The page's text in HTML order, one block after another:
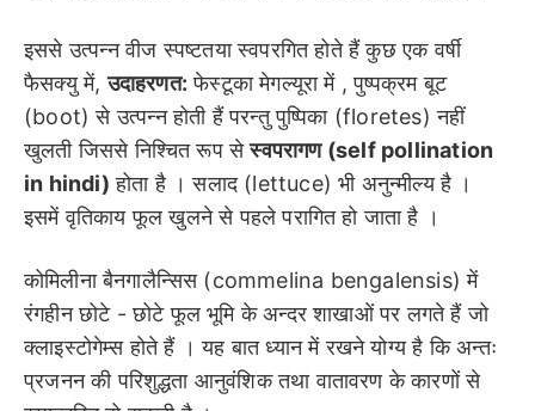
इससे उत्पन्न वीज स्पष्टतया स्वपरगित होते हैं कुछ एक वर्षी
फैसक्यु में,उदाहरणत: फेस्टूका मेगल्यूरा में , पुष्पक्रम बूट
(boot) से उत्पन्न होती हैं परन्तु पुष्पिका (floretes) नहीं
खुलती जिससे निश्चित रूप सेस्वपरागण (self pollination
in hindi) होता है । सलाद (lettuce) भी अनुन्मील्य है ।
इसमें वृतिकाय फूल खुलने से पहले परागित हो जाता है ।
कोमिलीना बैनगालैन्सिस (commelina bengalensis) में
रंगहीन छोटे - छोटे फूल भूमि के अन्दर शाखाओं पर लगते हैं जो
क्लाइस्टोगेम्स होते हैं । यह बात ध्यान में रखने योग्य है कि अन्तः
प्रजनन की परिशुद्धता आनुवंशिक तथा वातावरण के कारणों से